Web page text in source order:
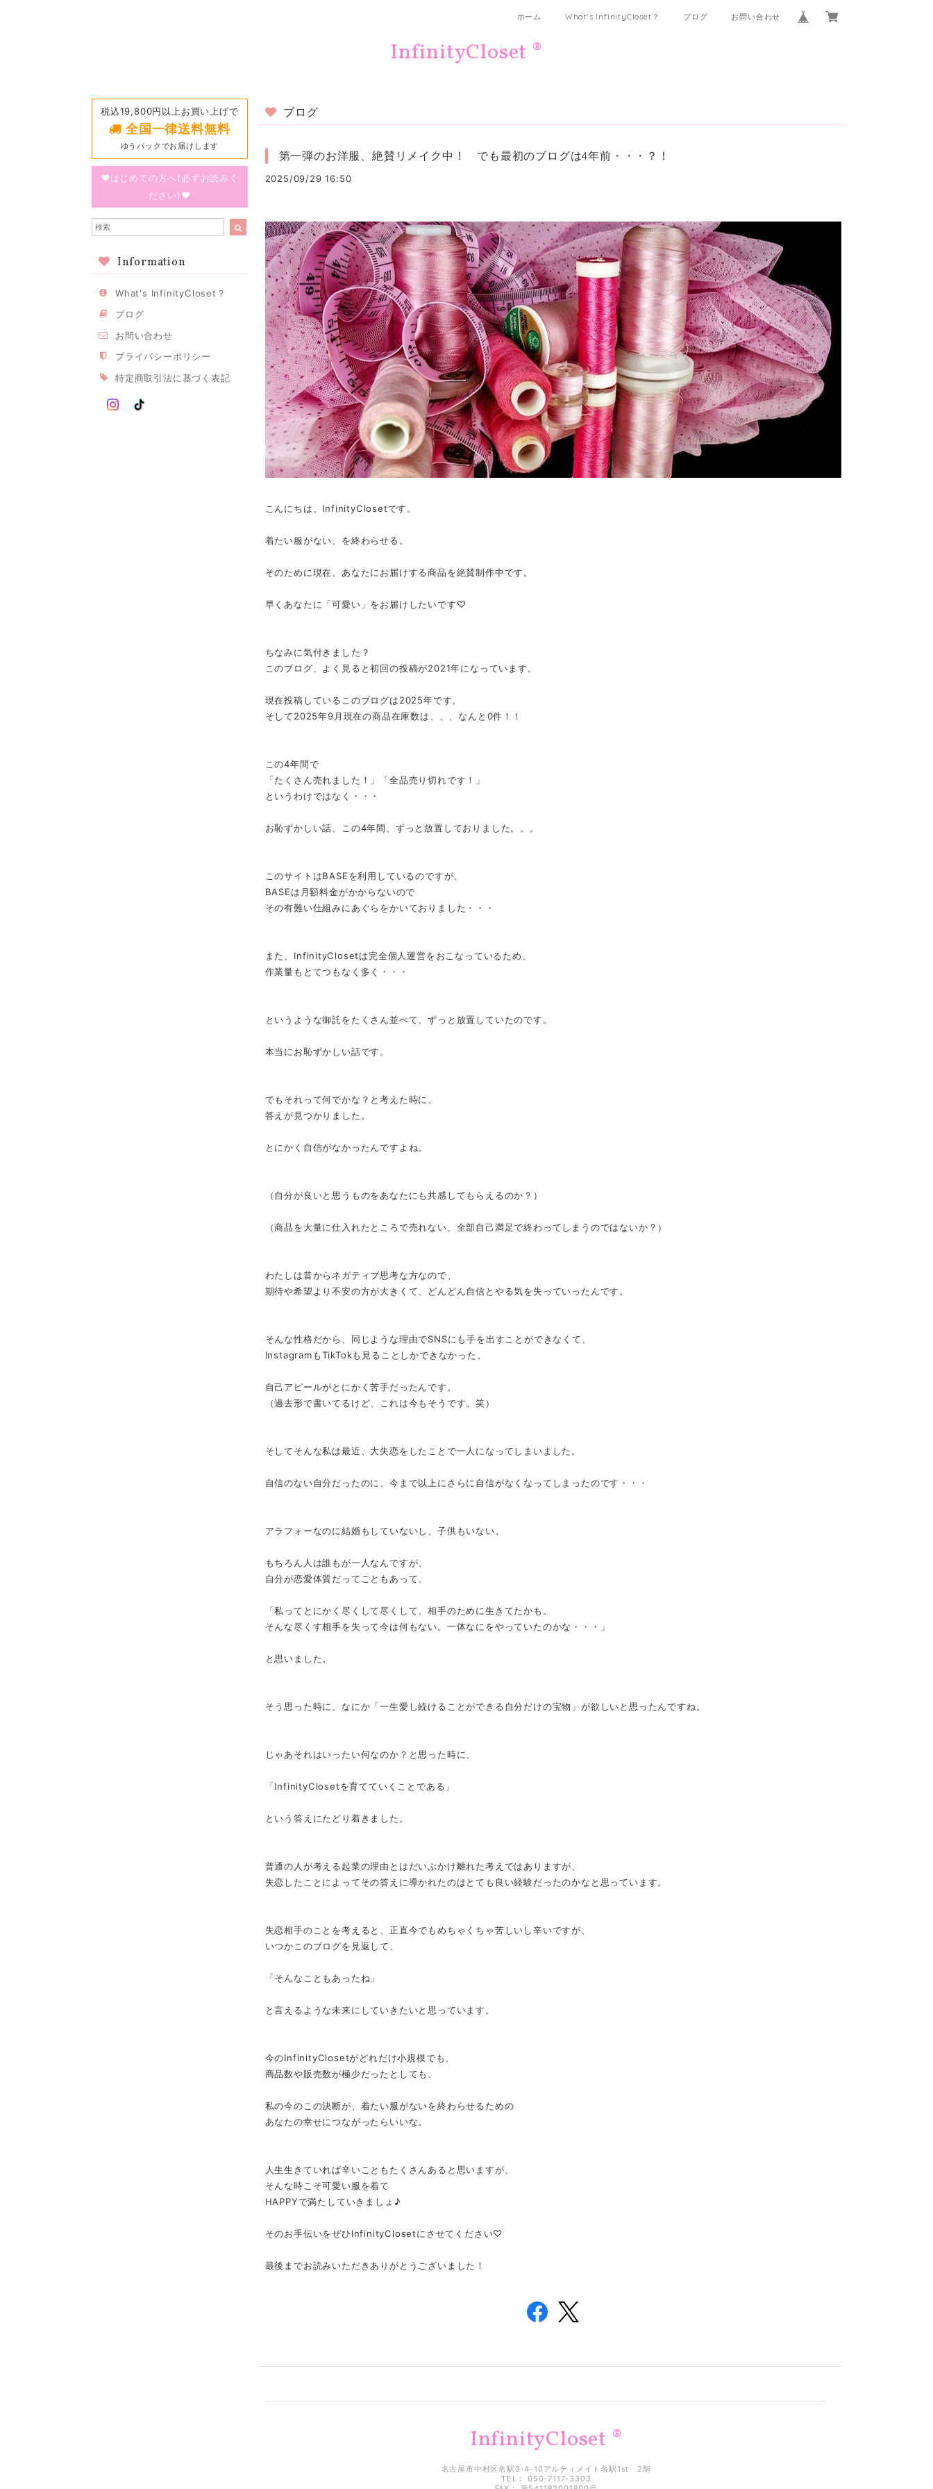
ホーム What's InfinityCloset？ ブログ お問い合わせ
InfinityCloset ®
税込19,800円以上お買い上げで
全国一律送料無料
ゆうパックでお届けします
♥はじめての方へ(必ずお読みく
ださい)♥
Information
What's InfinityCloset？
ブログ
お問い合わせ
プライバシーポリシー
特定商取引法に基づく表記
ブログ
第一弾のお洋服、絶賛リメイク中！ でも最初のブログは4年前・・・？！
2025/09/29 16:50
こんにちは、InfinityClosetです。
着たい服がない、を終わらせる。
そのために現在、あなたにお届けする商品を絶賛制作中です。
早くあなたに「可愛い」をお届けしたいです♡
ちなみに気付きました？
このブログ、よく見ると初回の投稿が2021年になっています。
現在投稿しているこのブログは2025年です。
そして2025年9月現在の商品在庫数は、、、なんと0件！！
この4年間で
「たくさん売れました！」「全品売り切れです！」
というわけではなく・・・
お恥ずかしい話、この4年間、ずっと放置しておりました。。。
このサイトはBASEを利用しているのですが、
BASEは月額料金がかからないので
その有難い仕組みにあぐらをかいておりました・・・
また、InfinityClosetは完全個人運営をおこなっているため、
作業量もとてつもなく多く・・・
というような御託をたくさん並べて、ずっと放置していたのです。
本当にお恥ずかしい話です。
でもそれって何でかな？と考えた時に、
答えが見つかりました。
とにかく自信がなかったんですよね。
（自分が良いと思うものをあなたにも共感してもらえるのか？）
（商品を大量に仕入れたところで売れない、全部自己満足で終わってしまうのではないか？）
わたしは昔からネガティブ思考な方なので、
期待や希望より不安の方が大きくて、どんどん自信とやる気を失っていったんです。
そんな性格だから、同じような理由でSNSにも手を出すことができなくて、
InstagramもTikTokも見ることしかできなかった。
自己アピールがとにかく苦手だったんです。
（過去形で書いてるけど、これは今もそうです。笑）
そしてそんな私は最近、大失恋をしたことで一人になってしまいました。
自信のない自分だったのに、今まで以上にさらに自信がなくなってしまったのです・・・
アラフォーなのに結婚もしていないし、子供もいない。
もちろん人は誰もが一人なんですが、
自分が恋愛体質だってこともあって、
「私ってとにかく尽くして尽くして、相手のために生きてたかも。
そんな尽くす相手を失って今は何もない。一体なにをやっていたのかな・・・」
と思いました。
そう思った時に、なにか「一生愛し続けることができる自分だけの宝物」が欲しいと思ったんですね。
じゃあそれはいったい何なのか？と思った時に、
「InfinityClosetを育てていくことである」
という答えにたどり着きました。
普通の人が考える起業の理由とはだいぶかけ離れた考えではありますが、
失恋したことによってその答えに導かれたのはとても良い経験だったのかなと思っています。
失恋相手のことを考えると、正直今でもめちゃくちゃ苦しいし辛いですが、
いつかこのブログを見返して、
「そんなこともあったね」
と言えるような未来にしていきたいと思っています。
今のInfinityClosetがどれだけ小規模でも、
商品数や販売数が極少だったとしても、
私の今のこの決断が、着たい服がないを終わらせるための
あなたの幸せにつながったらいいな。
人生生きていれば辛いこともたくさんあると思いますが、
そんな時こそ可愛い服を着て
HAPPYで満たしていきましょ♪
そのお手伝いをぜひInfinityClosetにさせてください♡
最後までお読みいただきありがとうございました！
InfinityCloset ®
名古屋市中村区名駅3-4-10アルティメイト名駅1st 2階
TEL： 050-7117-3303